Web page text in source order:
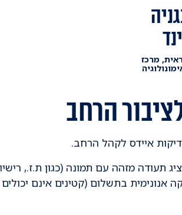
מרכז
הרחב
איידס לקהל הרחב.
תעודה מזהה עם תמונה (כגון ת.ז., רישיון
אנונימית בתשלום (קטינים אינם